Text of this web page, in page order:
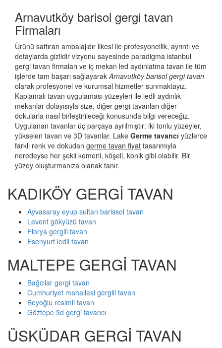
Arnavutköy barisol gergi tavan
Firmaları
Ürünü sattıran ambalajıdır ilkesi ile profesyonellik, ayrıntı ve
detaylarda gizlidir vizyonu sayesinde paradigma istanbul
gergi tavan firmaları ve iç mekan led aydınlatma tavan ile tüm
işlerde tam başarı sağlayarakArnavutköy barisol gergi tavan
olarak profesyonel ve kurumsal hizmetler sunmaktayız.
Kaplamalı tavan uygulaması yüzeyleri ile ledli aydınlık
mekanlar dolayısıyla size, diğer gergi tavanları diğer
dokularla nasıl birleştirileceği konusunda bilgi vereceğiz.
Uygulanan tavanlar üç parçaya ayrılmıştır: iki tonlu yüzeyler,
yükselen tavan ve 3D tavanlar. Lake Germe tavancı yüzlerce
farklı renk ve dokudan germe tavan fiyat tasarımıyla
neredeyse her şekli kemerli, köşeli, konik gibi olabilir. Bir
yüzey oluşturmanıza olanak tanır.
KADIKÖY GERGİ TAVAN
Ayvasaray eyup sultan barissol tavan
Levent gökyüzü tavan
Florya gergili tavan
Esenyurt ledli tavan
MALTEPE GERGİ TAVAN
Bağcılar gergi tavan
Cumhuriyet mahallesi gergili tavan
Beyoğlu resimli tavan
Göztepe 3d gergi tavancı
ÜSKÜDAR GERGİ TAVAN